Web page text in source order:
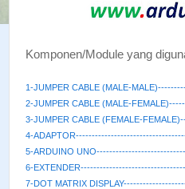
Komponen/Module yang
1-JUMPER CABLE (MALE-
2-JUMPER CABLE (MALE-
3-JUMPER CABLE (FEMALE-
4-
5-ARDUINO
6-
7-DOT MATRIX